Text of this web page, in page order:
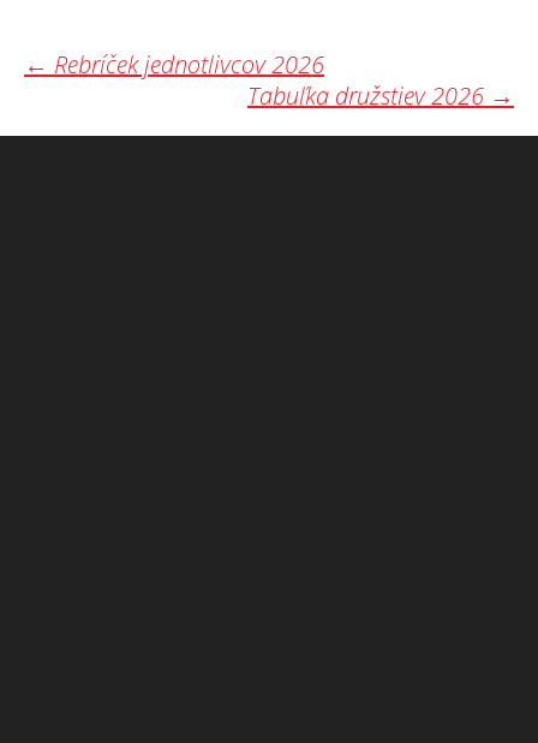
Post
navigation
← Rebríček jednotlivcov 2026
Tabuľka družstiev 2026 →